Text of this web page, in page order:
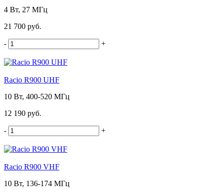
4 Вт, 27 МГц
21 700 руб.
- +
Racio R900 UHF
10 Вт, 400-520 МГц
12 190 руб.
- +
Racio R900 VHF
10 Вт, 136-174 МГц